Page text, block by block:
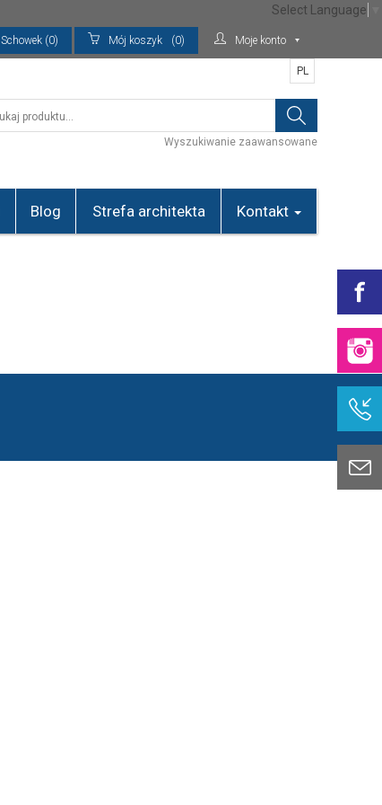
Schowek (0) Mój koszyk (0) Moje konto
Wyszukiwanie zaawansowane
PL
Blog Strefa architekta Kontakt
Select Language